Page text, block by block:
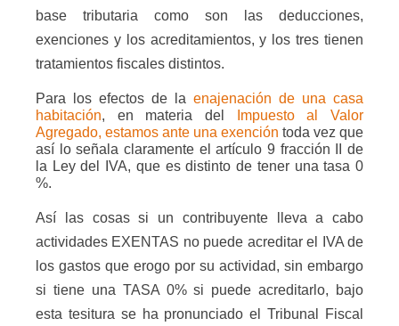
base tributaria como son las deducciones,
exenciones y los acreditamientos, y los tres tienen
tratamientos fiscales distintos.
Para los efectos de la enajenación de una casa
habitación, en materia del
Impuesto al Valor
Agregado, estamos ante una exención toda vez que
así lo señala claramente el artículo 9 fracción II de
la Ley del IVA, que es distinto de tener una tasa 0
%.
Así las cosas si un contribuyente lleva a cabo
actividades EXENTAS no puede acreditar el IVA de
los gastos que erogo por su actividad, sin embargo
si tiene una TASA 0% si puede acreditarlo, bajo
esta tesitura se ha pronunciado el Tribunal Fiscal